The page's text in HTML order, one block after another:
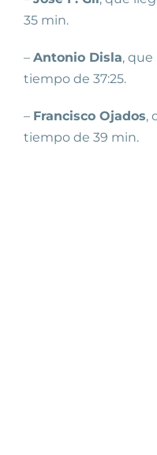
35 min.
– Antonio Disla,
tiempo de 37:25.
– Francisco Ojados,
tiempo de 39 min.